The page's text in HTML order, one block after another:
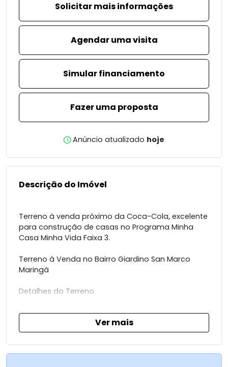
Solicitar mais informações
Agendar uma visita
Simular financiamento
Fazer uma proposta
Anúncio atualizado hoje
Descrição do Imóvel
Terreno à venda próximo da Coca-Cola, excelente
para construção de casas no Programa Minha
Casa Minha Vida Faixa 3.
Terreno à Venda no Bairro Giardino San Marco
Maringá
Detalhes do Terreno
* Área total: 200,00 m²
* Profundidade: 25,00 m
* Topografia ideal para construção residencial
Ver mais